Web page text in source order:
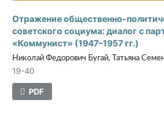
Отражение общественно-
советского социума: диалог с
«Коммунист» (1947–1957 гг.)
Николай Федорович Бугай, Татьяна
19-40
PDF